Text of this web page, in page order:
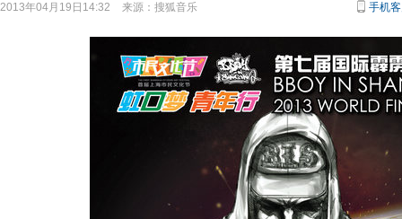
2013年04月19日14:32 来源： 搜狐音乐 手机